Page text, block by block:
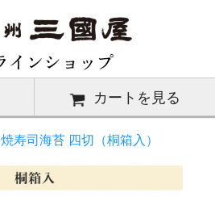
カートを見る
焼寿司海苔 四切（桐箱入）